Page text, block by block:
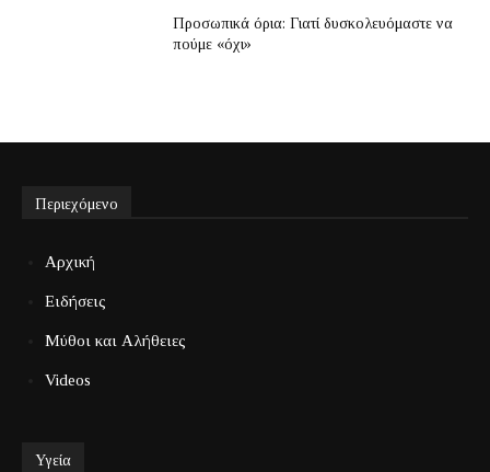
Προσωπικά όρια: Γιατί δυσκολευόμαστε να
πούμε «όχι»
Περιεχόμενο
Αρχική
Ειδήσεις
Μύθοι και Αλήθειες
Videos
Υγεία